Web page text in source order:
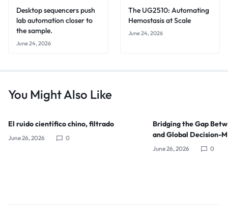
Desktop sequencers push
lab automation closer to
the sample.
June 24, 2026
The UG2510: Automating
Hemostasis at Scale
June 24, 2026
You Might Also Like
El ruido científico chino, filtrado
June 26, 2026 0
Bridging the Gap
and Global Decision-
June 26, 2026 0